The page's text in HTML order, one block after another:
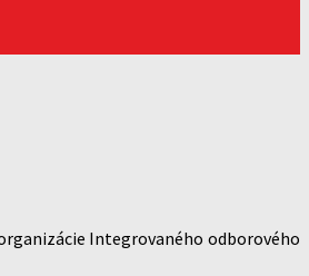
Integrovaného odborového